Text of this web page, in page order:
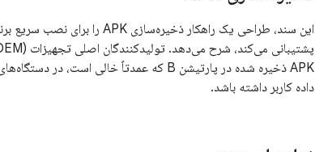
داده کاربر داشته باشد.